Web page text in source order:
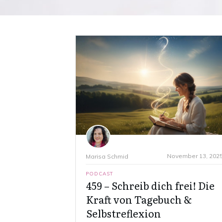
Marisa Schmid November 13,
PODCAST
459 – Schreib dich frei! Die
Kraft von Tagebuch &
Selbstreflexion